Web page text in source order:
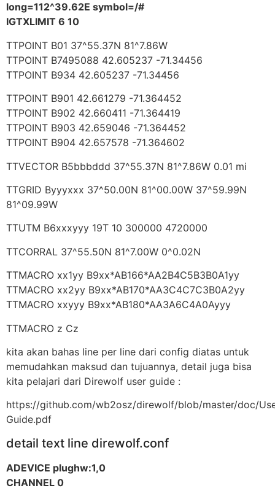
long=112^39.62E symbol=/#
IGTXLIMIT 6 10
TTPOINT B01 37^55.37N 81^7.86W
TTPOINT B7495088 42.605237 -71.34456
TTPOINT B934 42.605237 -71.34456
TTPOINT B901 42.661279 -71.364452
TTPOINT B902 42.660411 -71.364419
TTPOINT B903 42.659046 -71.364452
TTPOINT B904 42.657578 -71.364602
TTVECTOR B5bbbddd 37^55.37N 81^7.86W 0.01 mi
TTGRID Byyyxxx 37^50.00N 81^00.00W 37^59.99N
81^09.99W
TTUTM B6xxxyyy 19T 10 300000 4720000
TTCORRAL 37^55.50N 81^7.00W 0^0.02N
TTMACRO xx1yy B9xx*AB166*AA2B4C5B3B0A1yy
TTMACRO xx2yy B9xx*AB170*AA3C4C7C3B0A2yy
TTMACRO xxyyy B9xx*AB180*AA3A6C4A0Ayyy
TTMACRO z Cz
kita akan bahas line per line dari config diatas untuk
memudahkan maksud dan tujuannya, detail juga bisa
kita pelajari dari Direwolf user guide :
https://github.com/wb2osz/direwolf/blob/master/doc/
Guide.pdf
detail text line direwolf.conf
ADEVICE plughw:1,0
CHANNEL 0